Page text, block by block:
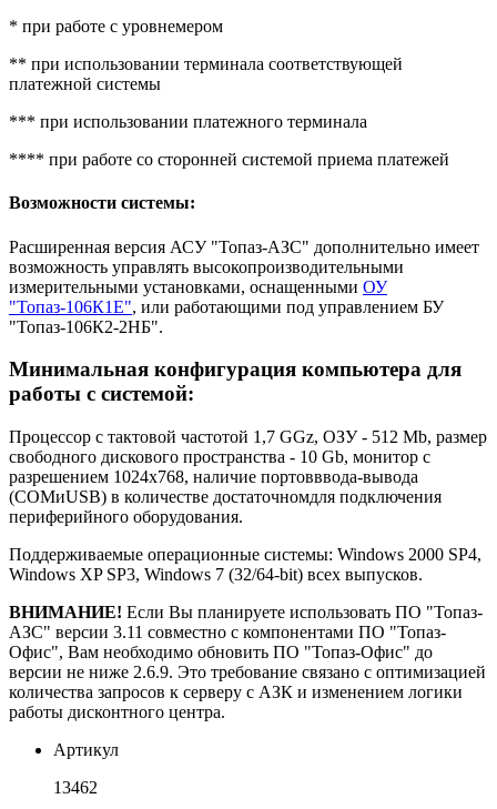
* при работе с уровнемером
** при использовании терминала соответствующей
платежной системы
*** при использовании платежного терминала
**** при работе со сторонней системой приема платежей
Возможности системы:
Расширенная версия АСУ "Топаз-АЗС" дополнительно имеет
возможность управлять высокопроизводительными
измерительными установками, оснащенными ОУ
"Топаз-106К1Е", или работающими под управлением БУ
"Топаз-106К2-2НБ".
Минимальная конфигурация компьютера для
работы с системой:
Процессор с тактовой частотой 1,7 GGz, ОЗУ - 512 Мb, размер
свободного дискового пространства - 10 Gb, монитор с
разрешением 1024х768, наличие портовввода-вывода
(СОМиUSB) в количестве достаточномдля подключения
периферийного оборудования.
Поддерживаемые операционные системы: Windows 2000 SP4,
Windows XP SP3, Windows 7 (32/64-bit) всех выпусков.
ВНИМАНИЕ! Если Вы планируете использовать ПО "Топаз-
АЗС" версии 3.11 совместно с компонентами ПО "Топаз-
Офис", Вам необходимо обновить ПО "Топаз-Офис" до
версии не ниже 2.6.9. Это требование связано с оптимизацией
количества запросов к серверу с АЗК и изменением логики
работы дисконтного центра.
Артикул
13462